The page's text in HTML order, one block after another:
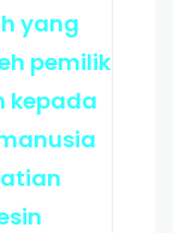
yang
pemilik
kepada